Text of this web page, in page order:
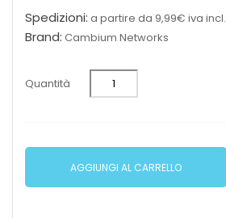
Spedizioni: a partire da 9,99€ iva incl.
Brand: Cambium Networks
Quantità
AGGIUNGI AL CARRELLO